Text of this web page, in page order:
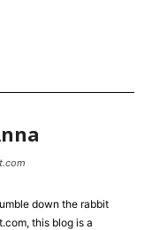
down the rabbit
this blog is a